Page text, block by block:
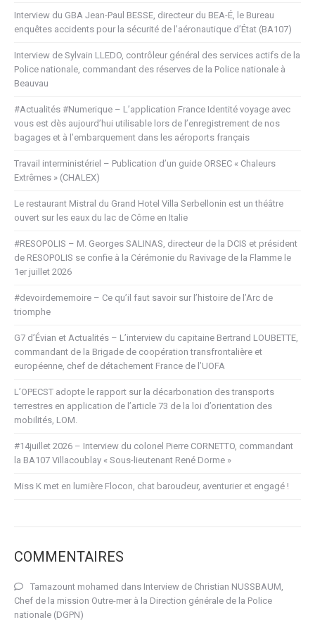
Interview du GBA Jean-Paul BESSE, directeur du BEA-É, le Bureau
enquêtes accidents pour la sécurité de l’aéronautique d’État (BA107)
Interview de Sylvain LLEDO, contrôleur général des services actifs de la
Police nationale, commandant des réserves de la Police nationale à
Beauvau
#Actualités #Numerique – L’application France Identité voyage avec
vous est dès aujourd’hui utilisable lors de l’enregistrement de nos
bagages et à l’embarquement dans les aéroports français
Travail interministériel – Publication d’un guide ORSEC « Chaleurs
Extrêmes » (CHALEX)
Le restaurant Mistral du Grand Hotel Villa Serbellonin est un théâtre
ouvert sur les eaux du lac de Côme en Italie
#RESOPOLIS – M. Georges SALINAS, directeur de la DCIS et président
de RESOPOLIS se confie à la Cérémonie du Ravivage de la Flamme le
1er juillet 2026
#devoirdememoire – Ce qu’il faut savoir sur l’histoire de l’Arc de
triomphe
G7 d’Évian et Actualités – L’interview du capitaine Bertrand LOUBETTE,
commandant de la Brigade de coopération transfrontalière et
européenne, chef de détachement France de l’UOFA
L’OPECST adopte le rapport sur la décarbonation des transports
terrestres en application de l’article 73 de la loi d’orientation des
mobilités, LOM.
#14juillet 2026 – Interview du colonel Pierre CORNETTO, commandant
la BA107 Villacoublay « Sous-lieutenant René Dorme »
Miss K met en lumière Flocon, chat baroudeur, aventurier et engagé !
COMMENTAIRES
Tamazount mohamed dans Interview de Christian NUSSBAUM,
Chef de la mission Outre-mer à la Direction générale de la Police
nationale (DGPN)